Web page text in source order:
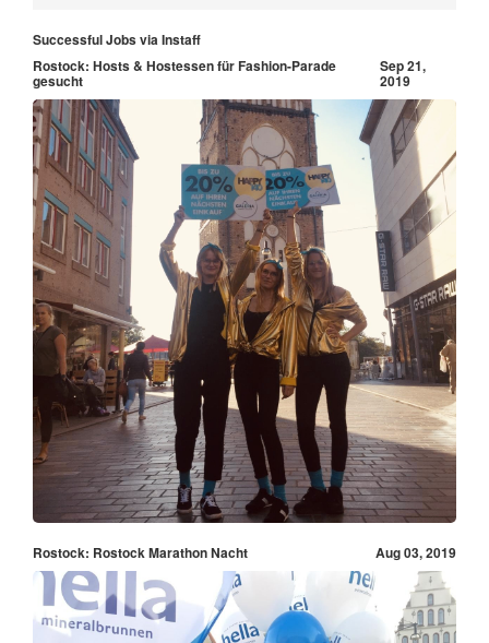
Successful Jobs via Instaff
Rostock: Hosts & Hostessen für Fashion-Parade
gesucht
Sep 21,
2019
Rostock: Rostock Marathon Nacht Aug 03, 2019